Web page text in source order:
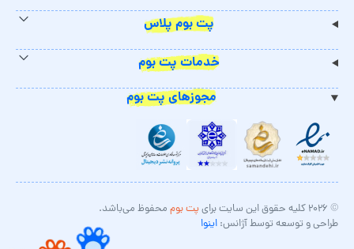
پت بوم پلاس
خدمات پت بوم
مجوزهای پت بوم
© ۲۰۲۶ کلیه حقوق این سایت برای پت بوم محفوظ می‌باشد.
طراحی و توسعه توسط آژانس: اینوا